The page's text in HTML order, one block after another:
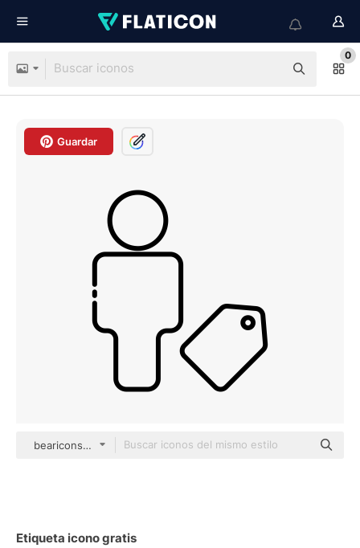
0
Guardar
bearicons black outline
Etiqueta icono gratis